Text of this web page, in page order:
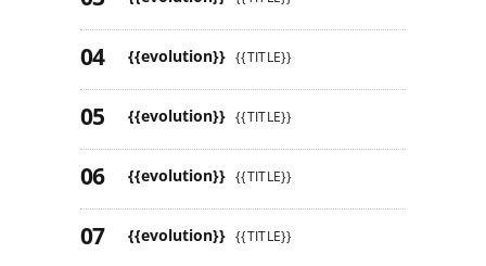
{{evolution}} {{TITLE}}
{{evolution}} {{TITLE}}
{{evolution}} {{TITLE}}
{{evolution}} {{TITLE}}